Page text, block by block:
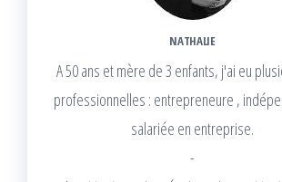
NATHALIE
A 50 ans et mère de 3 enfants, j'ai eu
professionnelles : entrepreneure ,
salariée en entreprise.
-